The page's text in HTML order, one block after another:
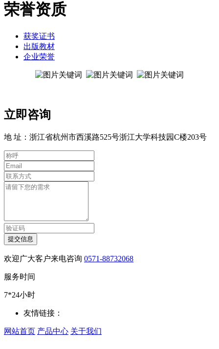
荣誉资质
获奖证书
出版教材
企业荣誉
立即咨询
地 址：浙江省杭州市西溪路525号浙江大学科技园C楼203号
提交信息
欢迎广大客户来电咨询 0571-88732068
服务时间
7*24小时
友情链接：
网站首页 产品中心 关于我们